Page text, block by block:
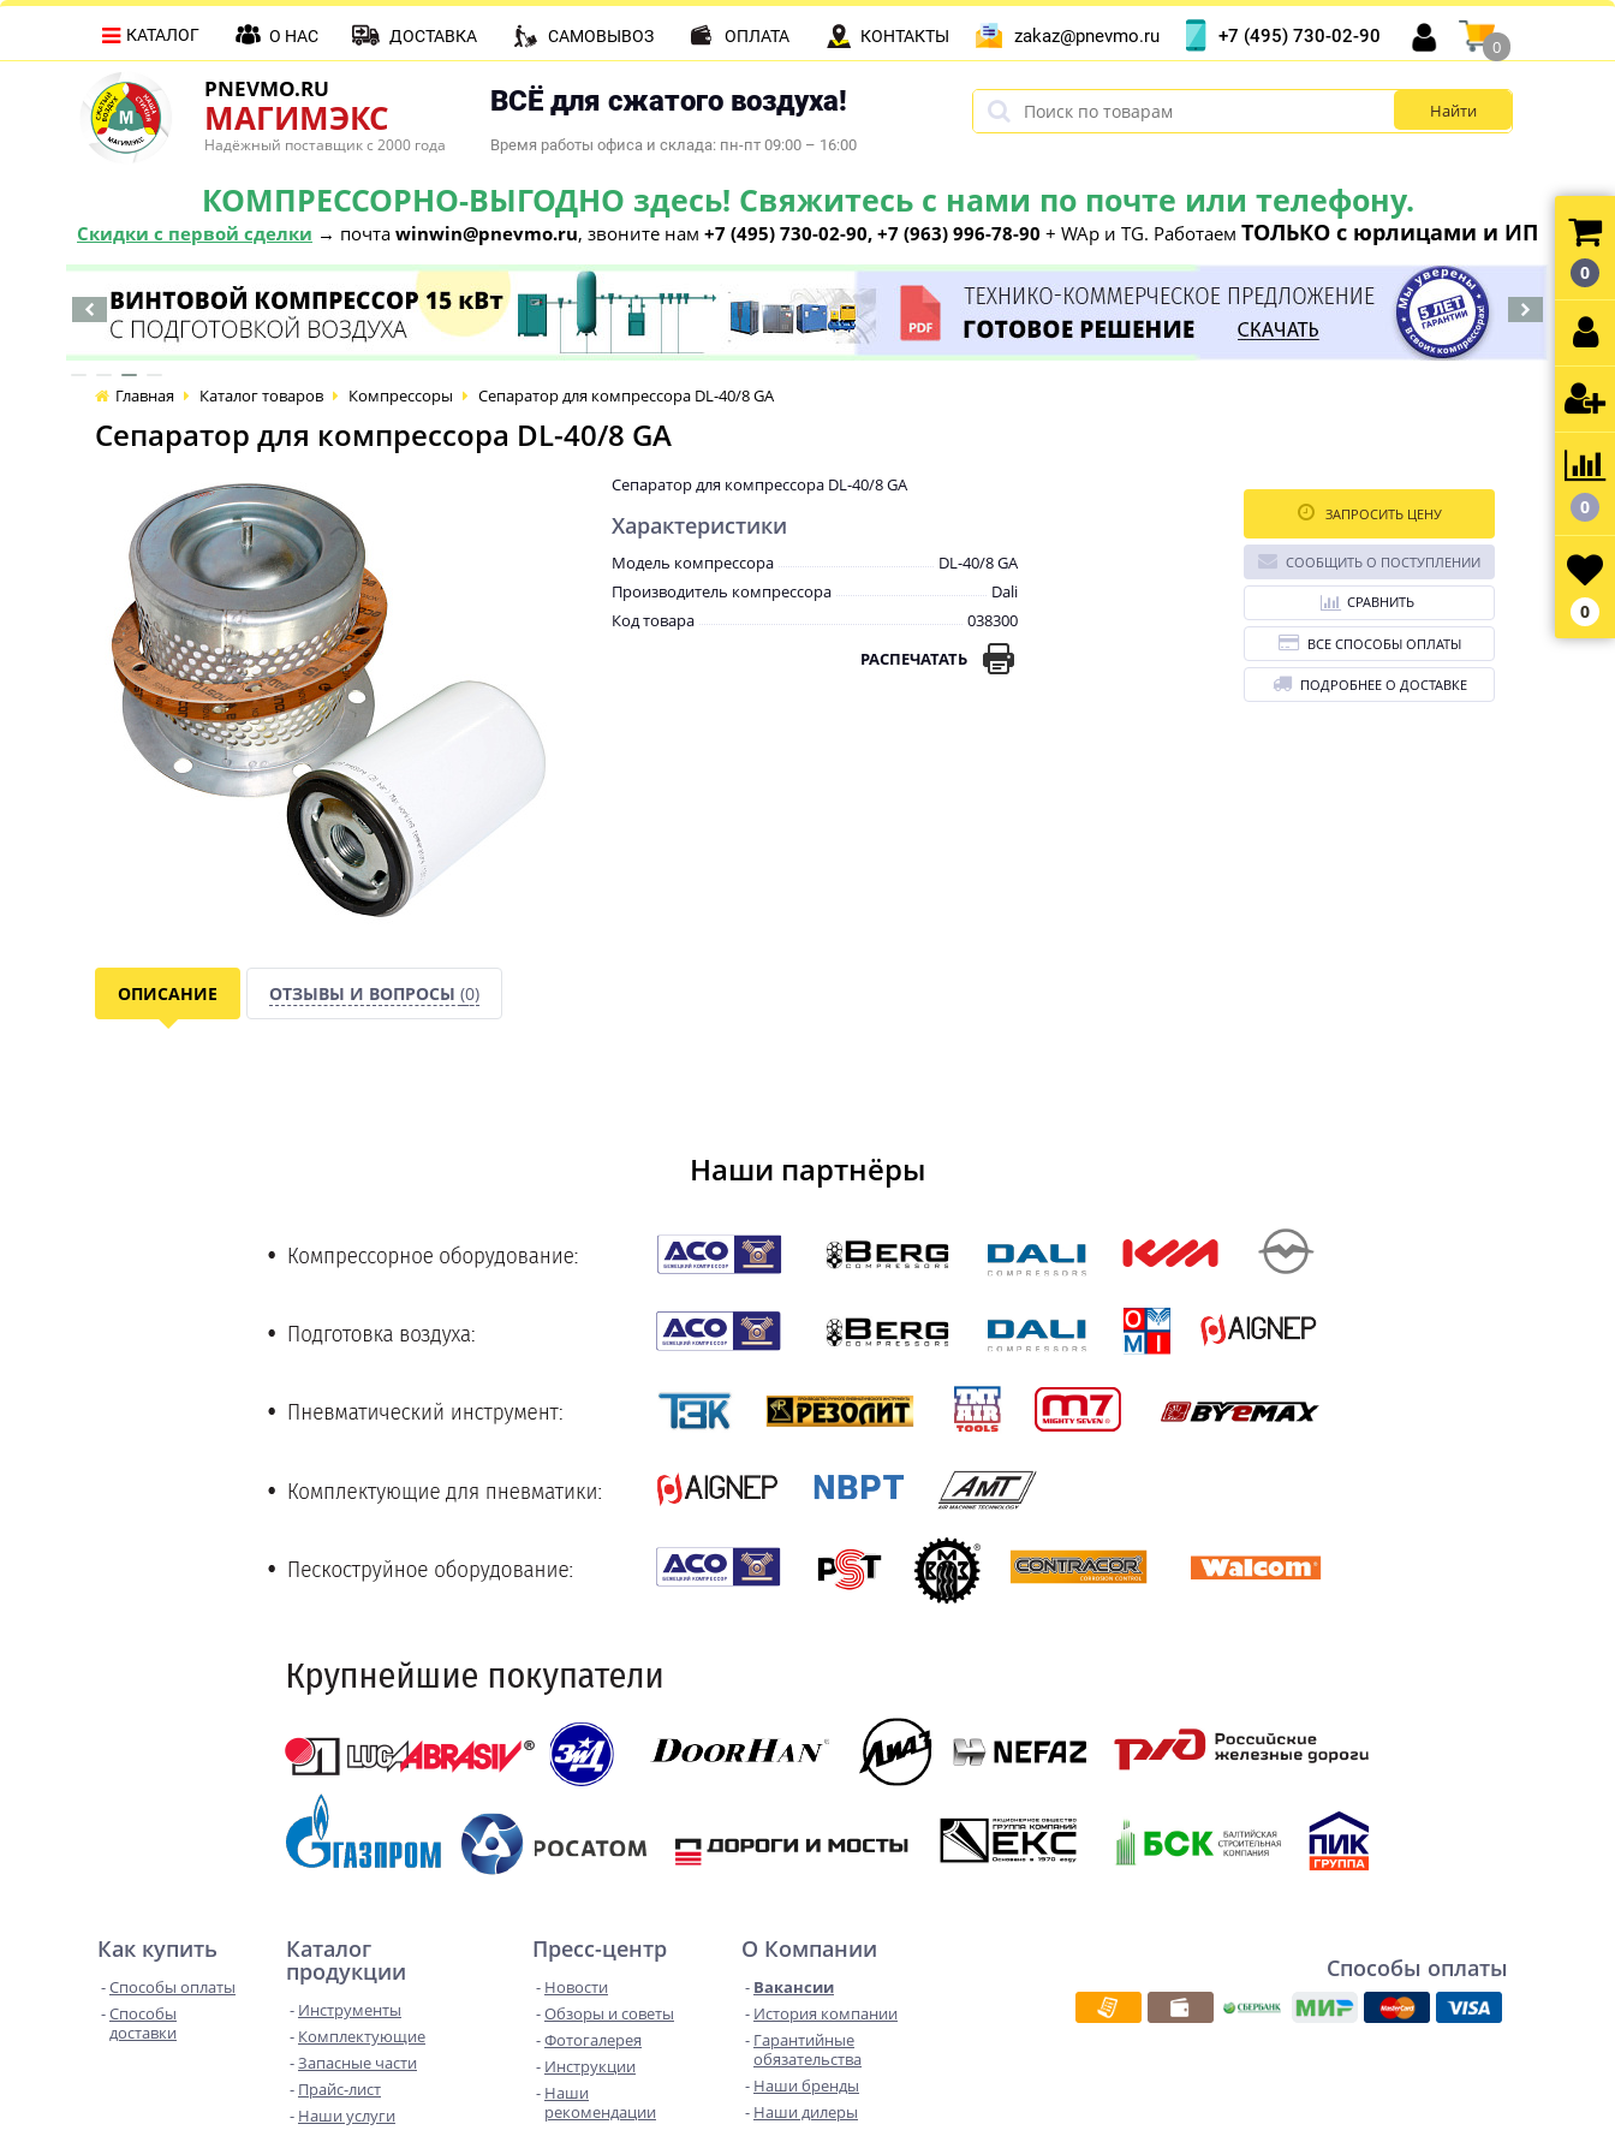
PNEVMO.RU
МАГИМЭКС
Надёжный поставщик с 2000 года
ВСЁ для сжатого воздуха!
Время работы офиса и склада: пн-пт 09:00 – 16:00
КОМПРЕССОРНО-ВЫГОДНО здесь! Свяжитесь с нами по почте или телефону.
Скидки с первой сделки → почта winwin@pnevmo.ru, звоните нам +7 (495) 730-02-90, +7 (963) 996-78-90 + WAp и TG. Работаем ТОЛЬКО с юрлицами и ИП
КАТАЛОГ О НАС ДОСТАВКА САМОВЫВОЗ ОПЛАТА КОНТАКТЫ zakaz@pnevmo.ru +7 (495) 730-02-90
0
Главная Каталог товаров Компрессоры Сепаратор для компрессора DL-40/8 GA
Сепаратор для компрессора DL-40/8 GA
Сепаратор для компрессора DL-40/8 GA
Характеристики
Модель компрессора
DL-40/8 GA
Производитель компрессора
Dali
Код товара
038300
РАСПЕЧАТАТЬ
ЗАПРОСИТЬ ЦЕНУ
СООБЩИТЬ О ПОСТУПЛЕНИИ
СРАВНИТЬ
ВСЕ СПОСОБЫ ОПЛАТЫ
ПОДРОБНЕЕ О ДОСТАВКЕ
ОПИСАНИЕ ОТЗЫВЫ И ВОПРОСЫ (0)
Наши партнёры
Как купить
Способы оплаты
Способы
доставки
Каталог
продукции
Инструменты
Комплектующие
Запасные части
Прайс-лист
Наши услуги
Пресс-центр
Новости
Обзоры и советы
Фотогалерея
Инструкции
Наши
рекомендации
О Компании
Вакансии
История компании
Гарантийные
обязательства
Наши бренды
Наши дилеры
Способы оплаты
0
0
0